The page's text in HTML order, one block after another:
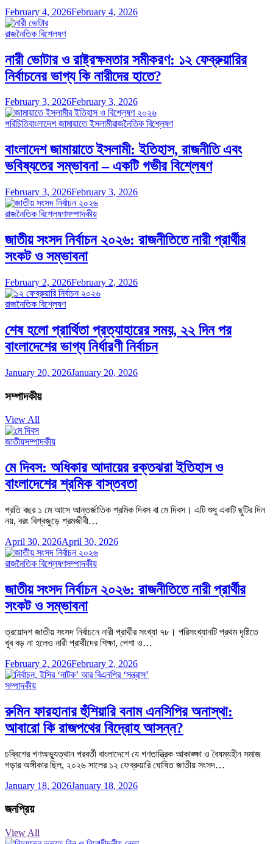
February 4, 2026February 4, 2026
রাজনৈতিক বিশ্লেষণ
নারী ভোটার ও রাষ্ট্রক্ষমতার সমীকরণ: ১২ ফেব্রুয়ারির
নির্বাচনের ভাগ্য কি নারীদের হাতে?
February 3, 2026February 3, 2026
পরিচিতিবাংলাদেশ জামায়াতে ইসলামীরাজনৈতিক বিশ্লেষণ
বাংলাদেশ জামায়াতে ইসলামী: ইতিহাস, রাজনীতি এবং
ভবিষ্যতের সম্ভাবনা – একটি গভীর বিশ্লেষণ
February 3, 2026February 3, 2026
রাজনৈতিক বিশ্লেষণসম্পাদকীয়
জাতীয় সংসদ নির্বাচন ২০২৬: রাজনীতিতে নারী প্রার্থীর
সংকট ও সম্ভাবনা
February 2, 2026February 2, 2026
রাজনৈতিক বিশ্লেষণ
শেষ হলো প্রার্থিতা প্রত্যাহারের সময়, ২২ দিন পর
বাংলাদেশের ভাগ্য নির্ধারণী নির্বাচন
January 20, 2026January 20, 2026
সম্পাদকীয়
View All
জাতীয়সম্পাদকীয়
মে দিবস: অধিকার আদায়ের রক্তঝরা ইতিহাস ও
বাংলাদেশের শ্রমিক বাস্তবতা
প্রতি বছর ১ মে আসে আন্তর্জাতিক শ্রমিক দিবস বা মে দিবস। এটি শুধু একটি ছুটির দিন
নয়, বরং বিশ্বজুড়ে শ্রমজীবী…
April 30, 2026April 30, 2026
রাজনৈতিক বিশ্লেষণসম্পাদকীয়
জাতীয় সংসদ নির্বাচন ২০২৬: রাজনীতিতে নারী প্রার্থীর
সংকট ও সম্ভাবনা
ত্রয়োদশ জাতীয় সংসদ নির্বাচনে নারী প্রার্থীর সংখ্যা ৭৮। পরিসংখ্যানটি প্রথম দৃষ্টিতে
খুব বড় না হলেও নারী প্রার্থীদের শিক্ষা, পেশা ও…
February 2, 2026February 2, 2026
সম্পাদকীয়
রুমিন ফারহানার হুঁশিয়ারি বনাম এনসিপির অনাস্থা:
আবারো কি রাজপথের বিদ্রোহ আসন্ন?
চব্বিশের গণঅভ্যুত্থান পরবর্তী বাংলাদেশে যে গণতান্ত্রিক আকাঙ্ক্ষা ও বৈষম্যহীন সমাজ
গড়ার অঙ্গীকার ছিল, ২০২৬ সালের ১২ ফেব্রুয়ারি ঘোষিত জাতীয় সংসদ…
January 18, 2026January 18, 2026
জনপ্রিয়
View All